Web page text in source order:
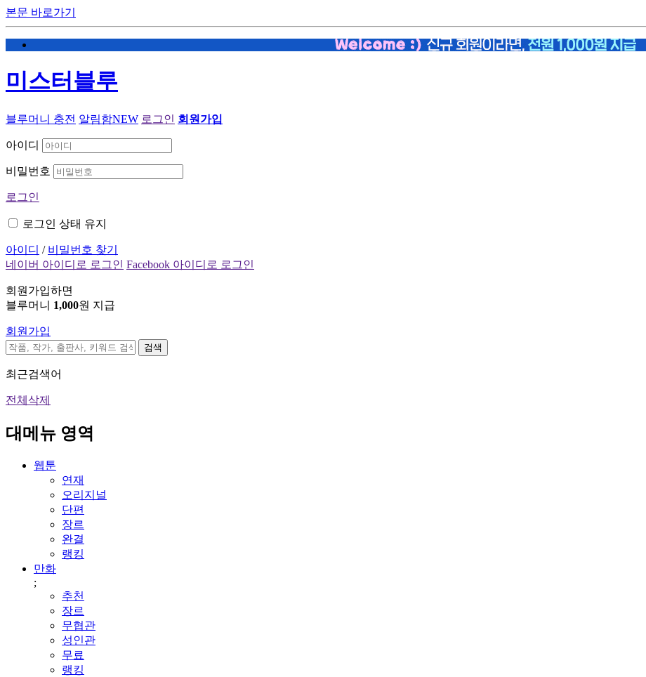
본문 바로가기
미스터블루
블루머니 충전 알림함NEW 로그인 회원가입
아이디
비밀번호
로그인
로그인 상태 유지
아이디 / 비밀번호 찾기
네이버 아이디로 로그인 Facebook 아이디로 로그인
회원가입하면
블루머니 1,000원 지급
회원가입
검색
최근검색어
전체삭제
대메뉴 영역
웹툰
연재
오리지널
단편
장르
완결
랭킹
만화
;
추천
장르
무협관
성인관
무료
랭킹